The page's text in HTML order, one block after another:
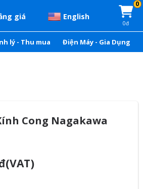
giá English
0
0đ
lý - Thu mua Điện Máy - Gia Dụng
Cong Nagakawa